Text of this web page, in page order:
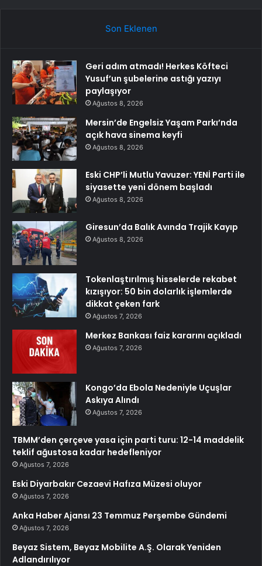
Son Eklenen
Geri adım atmadı! Herkes Köfteci
Yusuf’un şubelerine astığı yazıyı
paylaşıyor
Ağustos 8, 2026
Mersin’de Engelsiz Yaşam Parkı’nda
açık hava sinema keyfi
Ağustos 8, 2026
Eski CHP’li Mutlu Yavuzer: YENİ Parti ile
siyasette yeni dönem başladı
Ağustos 8, 2026
Giresun’da Balık Avında Trajik Kayıp
Ağustos 8, 2026
Tokenlaştırılmış hisselerde rekabet
kızışıyor: 50 bin dolarlık işlemlerde
dikkat çeken fark
Ağustos 7, 2026
Merkez Bankası faiz kararını açıkladı
Ağustos 7, 2026
Kongo’da Ebola Nedeniyle Uçuşlar
Askıya Alındı
Ağustos 7, 2026
TBMM’den çerçeve yasa için parti turu: 12-14 maddelik
teklif ağustosa kadar hedefleniyor
Ağustos 7, 2026
Eski Diyarbakır Cezaevi Hafıza Müzesi oluyor
Ağustos 7, 2026
Anka Haber Ajansı 23 Temmuz Perşembe Gündemi
Ağustos 7, 2026
Beyaz Sistem, Beyaz Mobilite A.Ş. Olarak Yeniden
Adlandırılıyor